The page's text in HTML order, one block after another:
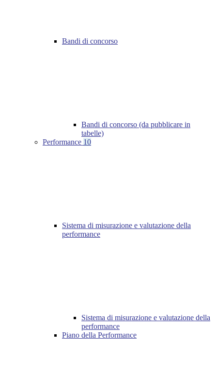
Bandi di concorso
Bandi di concorso (da pubblicare in
tabelle)
Performance 10
Sistema di misurazione e valutazione della
performance
Sistema di misurazione e valutazione della
performance
Piano della Performance